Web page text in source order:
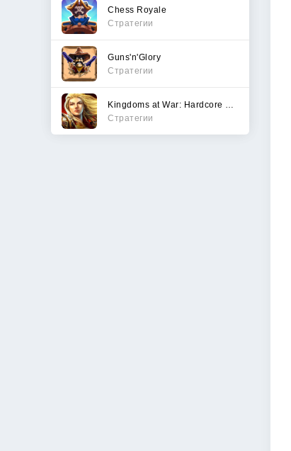
Chess Royale
Стратегии
Guns'n'Glory
Стратегии
Стратегии